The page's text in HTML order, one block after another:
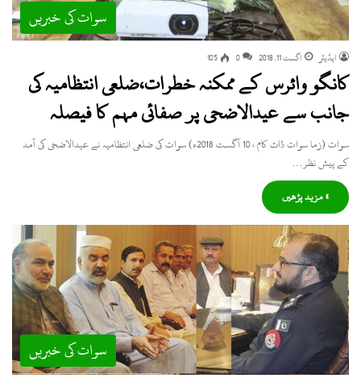
سوات کی خبریں
ایڈیٹر اگست 11, 2018 0
105
کانگو وائرس کے ممکنہ خطرات،ضلعی انتظامیہ کی
جانب سے عیدالاضحی پر صفائی مہم کا فیصلہ
سوات (زما سوات ڈاٹ کام ، 10 آگست 2018ء) سوات کی ضلعی انتظامیہ نے عیدالاضحی کی آمد
کے پیش نظر…
» مزید پڑھیں
سوات کی خبریں